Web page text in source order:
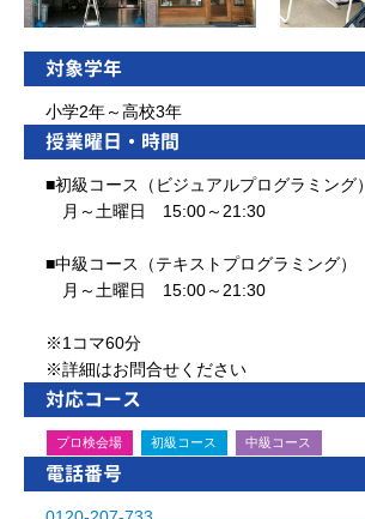
対象学年
小学2年～高校3年
授業曜日・時間
■初級コース（ビジュアルプログラミング）
月～土曜日 15:00～21:30
■中級コース（テキストプログラミング）
月～土曜日 15:00～21:30
※1コマ60分
※詳細はお問合せください
対応コース
プロ検会場 初級コース 中級コース
電話番号